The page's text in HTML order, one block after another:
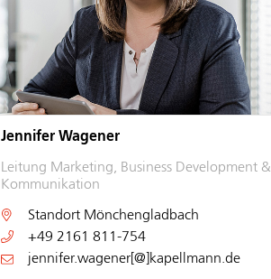
Jennifer Wagener
Leitung Marketing, Business Development &
Kommunikation
Standort Mönchengladbach
+49 2161 811-754
jennifer.wagener[@]kapellmann.de